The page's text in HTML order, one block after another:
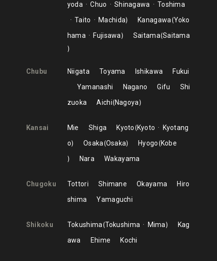
yoda
Chuo Shinagawa
Toshima
Taito
Machida Kanagawa Yoko
hama
Fujisawa Saitama Saitama
Chubu Niigata Toyama Ishikawa
Fukui
Yamanashi
Nagano Gifu
Shi
zuoka
Aichi Nagoya
Kansai Mie Shiga Kyoto Kyoto
Kyotang
o
Osaka Osaka Hyogo Kobe
Nara
Wakayama
Chugoku Tottori Shimane Okayama
Hiro
shima
Yamaguchi
Shikoku Tokushima Tokushima Mima
Kag
awa
Ehime Kochi